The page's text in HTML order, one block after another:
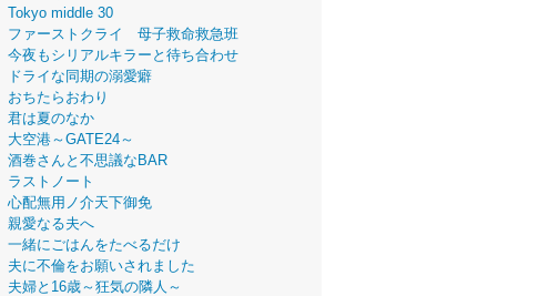
Tokyo middle 30
ファーストクライ 母子救命救急班
今夜もシリアルキラーと待ち合わせ
ドライな同期の溺愛癖
おちたらおわり
君は夏のなか
大空港～GATE24～
酒巻さんと不思議なBAR
ラストノート
心配無用ノ介天下御免
親愛なる夫へ
一緒にごはんをたべるだけ
夫に不倫をお願いされました
夫婦と16歳～狂気の隣人～